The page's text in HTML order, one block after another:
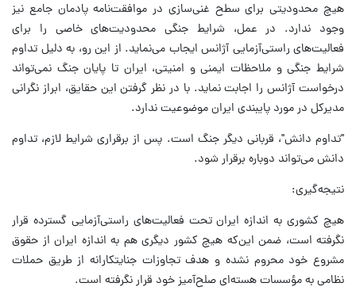
هیچ محدودیتی برای سطح غنی‌سازی در موافقت‌نامه پادمان جامع نیز
وجود ندارد. در عمل، شرایط جنگی محدودیت‌های خاصی را برای
فعالیت‌های راستی‌آزمایی آژانس ایجاب می‌نماید. از این رو، به دلیل تداوم
شرایط جنگی و ملاحظات ایمنی و امنیتی، ایران تا پایان جنگ نمی‌تواند
درخواست آژانس را اجابت نماید. با در نظر گرفتن این حقایق، ابراز نگرانی
مدیرکل در مورد پایبندی ایران موضوعیت ندارد.
"تداوم دانش"، قربانی دیگر جنگ است. پس از برقراری شرایط لازم، تداوم
دانش می‌تواند دوباره برقرار شود.
نتیجه‌گیری:
هیچ کشوری به اندازه ایران تحت فعالیت‌های راستی‌آزمایی گسترده قرار
نگرفته است، ضمن این‌که هیچ کشور دیگری هم به اندازه ایران از حقوق
مشروع خود محروم نشده و هدف تجاوزات جنایتکارانه از طریق حملات
نظامی به مؤسسات هسته‌ای صلح‌آمیز خود قرار نگرفته است.